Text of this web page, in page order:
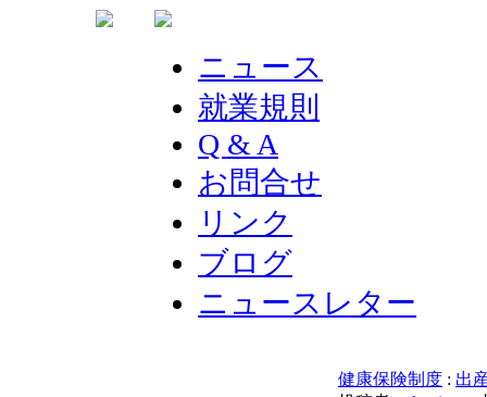
ニュース
就業規則
Q & A
お問合せ
リンク
ブログ
ニュースレター
健康保険制度 : 出